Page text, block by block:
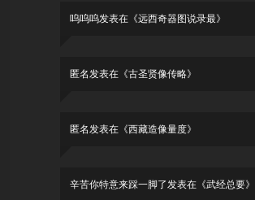
呜呜呜发表在《远西奇器图说录最》
匿名发表在《古圣贤像传略》
匿名发表在《西藏造像量度》
辛苦你特意来踩一脚了发表在《武经总要》